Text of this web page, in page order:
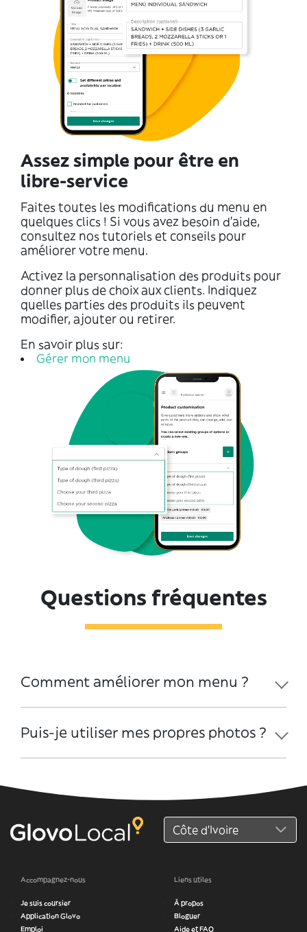
Assez simple pour être en
libre-service
Faites toutes les modifications du menu en
quelques clics ! Si vous avez besoin d’aide,
consultez nos tutoriels et conseils pour
améliorer votre menu.
Activez la personnalisation des produits pour
donner plus de choix aux clients. Indiquez
quelles parties des produits ils peuvent
modifier, ajouter ou retirer.
En savoir plus sur:
Gérer mon menu
Questions fréquentes
Comment améliorer mon menu ?
Puis-je utiliser mes propres photos ?
Accompagnez-nous
Je suis coursier
Application Glovo
Emploi
Liens utiles
À propos
Bloguer
Aide et FAQ